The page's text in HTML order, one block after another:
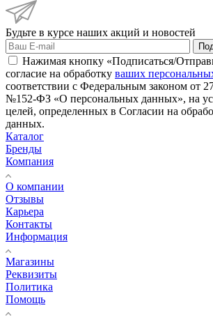
Будьте в курсе наших акций и новостей
Нажимая кнопку «Подписаться/
согласие на обработку ваших
соответствии с Федеральным законом от
№152-ФЗ «О персональных данных», на
целей, определенных в Согласии на
данных.
Каталог
Бренды
Компания
О компании
Отзывы
Карьера
Контакты
Информация
Магазины
Реквизиты
Политика
Помощь